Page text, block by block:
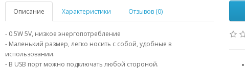
Описание Характеристики Отзывов (0)
- 0.5W 5V, низкое энергопотребление
- Маленький размер, легко носить с собой, удобные в
использовании.
- В USB порт можно подключать любой стороной.